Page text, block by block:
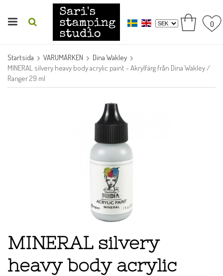
0
Startsida VARUMÄRKEN
Dina Wakley
MINERAL silvery heavy body acrylic paint - Akrylfärg från Dina Wakley /
Ranger 29 ml
MINERAL silvery
heavy body acrylic